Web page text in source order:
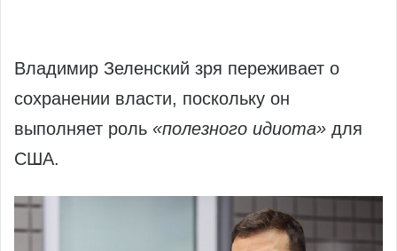
Владимир Зеленский зря переживает о
сохранении власти, поскольку он
выполняет роль «полезного идиота» для
США.